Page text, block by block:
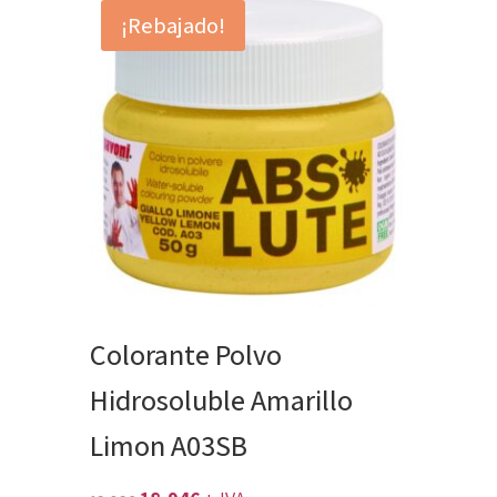
¡Rebajado!
Colorante Polvo
Hidrosoluble Amarillo
Limon A03SB